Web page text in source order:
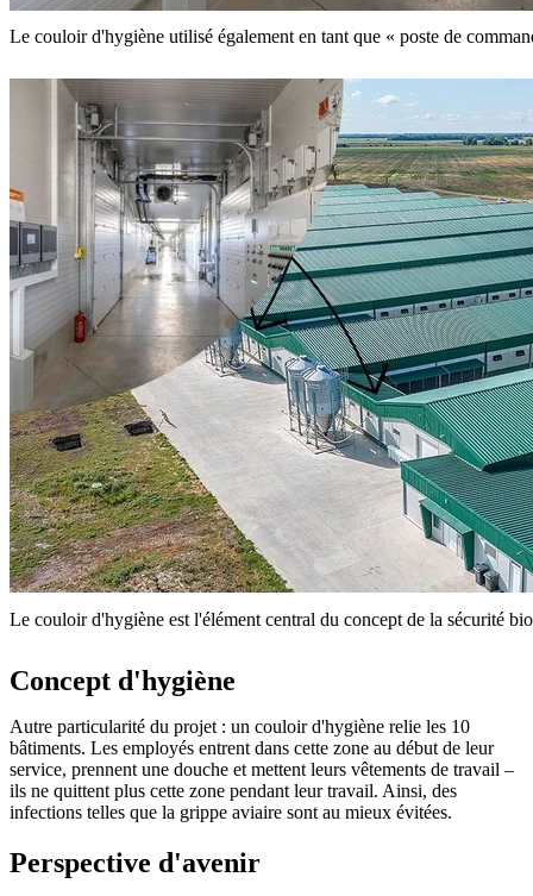
Le couloir d'hygiène utilisé également en tant que « poste de
Le couloir d'hygiène est l'élément central du concept de la sécurité
Concept d'hygiène
Autre particularité du projet : un couloir d'hygiène relie les 10
bâtiments. Les employés entrent dans cette zone au début de leur
service, prennent une douche et mettent leurs vêtements de travail –
ils ne quittent plus cette zone pendant leur travail. Ainsi, des
infections telles que la grippe aviaire sont au mieux évitées.
Perspective d'avenir